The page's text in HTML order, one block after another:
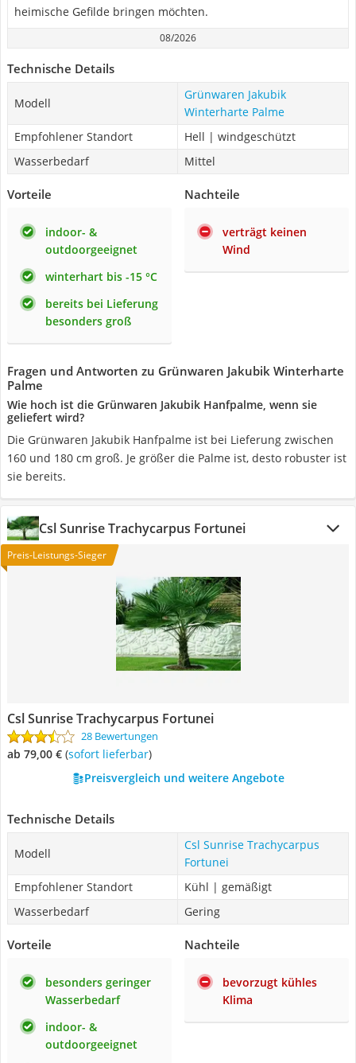
heimische Gefilde bringen möchten.
08/2026
Technische Details
Modell
Grünwaren Jakubik
Winterharte Palme
Empfohlener Standort
Hell | windgeschützt
Wasserbedarf
Mittel
Vorteile
indoor- &
outdoorgeeignet
winterhart bis -15 °C
bereits bei Lieferung
besonders groß
Nachteile
verträgt keinen
Wind
Fragen und Antworten zu Grünwaren Jakubik Winterharte
Palme
Wie hoch ist die Grünwaren Jakubik Hanfpalme, wenn sie
geliefert wird?
Die Grünwaren Jakubik Hanfpalme ist bei Lieferung zwischen
160 und 180 cm groß. Je größer die Palme ist, desto robuster ist
sie bereits.
Csl Sunrise Trachycarpus Fortunei
Preis-Leistungs-Sieger
Csl Sunrise Trachycarpus Fortunei
28 Bewertungen
ab 79,00 € ( Sofort lieferbar)
Preisvergleich und weitere Angebote
Technische Details
Modell
Csl Sunrise Trachycarpus
Fortunei
Empfohlener Standort
Kühl | gemäßigt
Wasserbedarf
Gering
Vorteile
besonders geringer
Wasserbedarf
indoor- &
outdoorgeeignet
Nachteile
bevorzugt kühles
Klima